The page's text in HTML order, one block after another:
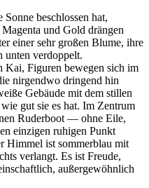
beschlossen hat,
und Gold drängen
einer sehr großen Blume, ihre
unten verdoppelt.
Kai, Figuren bewegen sich im
nirgendwo dringend hin
Gebäude mit dem stillen
gut sie es hat. Im Zentrum
Ruderboot — ohne Eile,
einzigen ruhigen Punkt
Himmel ist sommerblau mit
verlangt. Es ist Freude,
außergewöhnlich